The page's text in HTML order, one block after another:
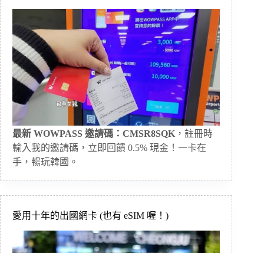
最新 WOWPASS 邀請碼：CMSR8SQK ，註冊時
輸入我的邀請碼，立即回饋 0.5% 現金！一卡在
手，暢玩韓國。
愛用十年的出國網卡 (也有 eSIM 喔！)